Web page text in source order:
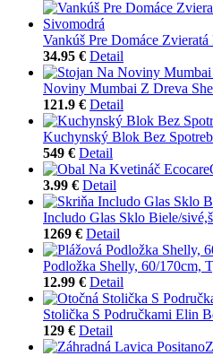
Vankúš Pre Domáce
34.95 € Detail
Noviny Mumbai Z Dreva
121.9 € Detail
Kuchynský Blok Bez
549 € Detail
3.99 € Detail
Includo Glas Sklo Biele/
1269 € Detail
Podložka Shelly, 60/170cm,
12.99 € Detail
Stolička S Područkami Elin
129 € Detail